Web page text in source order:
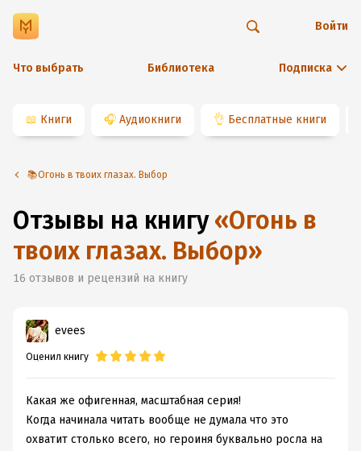
Что выбрать Библиотека Подписка
Войти
📖 Книги 🎧 Аудиокниги 👌 Бесплатные книги
📚Огонь в твоих глазах. Выбор
Отзывы на книгу «Огонь в
твоих глазах. Выбор»
16 отзывов и рецензий на книгу
evees
Оценил книгу
Какая же офигенная, масштабная серия!
Когда начинала читать вообще не думала что это
охватит столько всего, но героиня буквально росла на